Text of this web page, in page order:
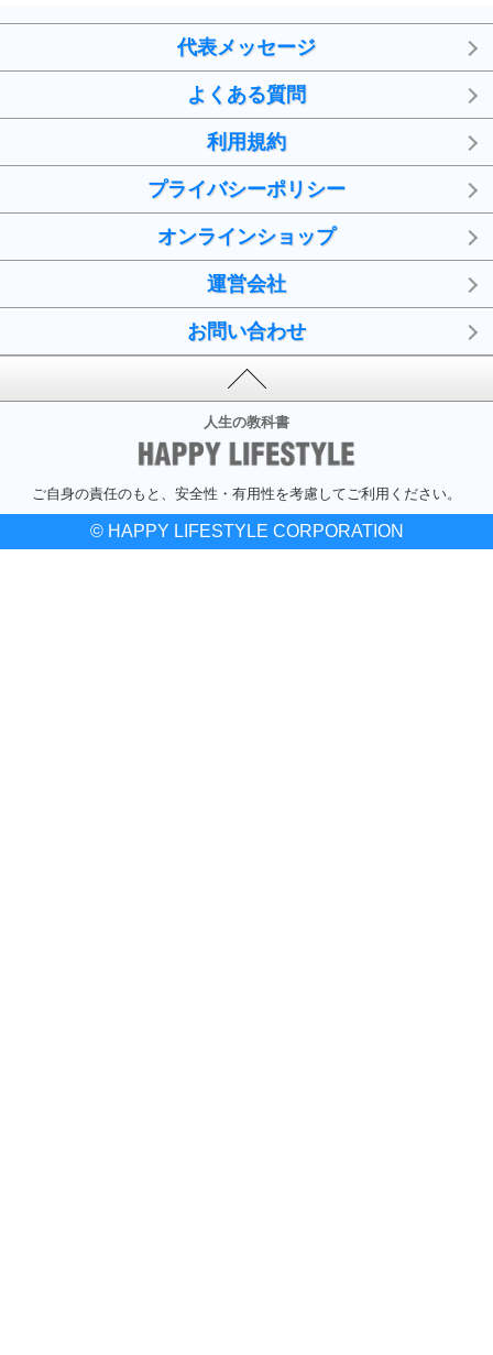
代表メッセージ
よくある質問
利用規約
プライバシーポリシー
オンラインショップ
運営会社
お問い合わせ
人生の教科書
ご自身の責任のもと、安全性・有用性を考慮してご利用ください。
© HAPPY LIFESTYLE CORPORATION